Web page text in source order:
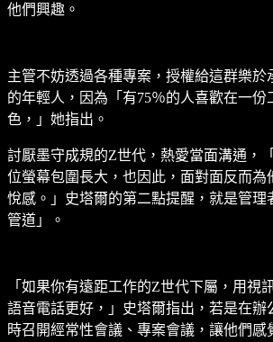
他們興趣。
主管不妨透過各種專案，授權給這群樂於
的年輕人，因為「有75％的人喜歡在一份
色，」她指出。
討厭墨守成規的Z世代，熱愛當面溝通，
位螢幕包圍長大，也因此，面對面反而為
悅感。」史塔爾的第二點提醒，就是管理
管道」。
「如果你有遠距工作的Z世代下屬，用視
語音電話更好，」史塔爾指出，若是在辦
時召開經常性會議、專案會議，讓他們感